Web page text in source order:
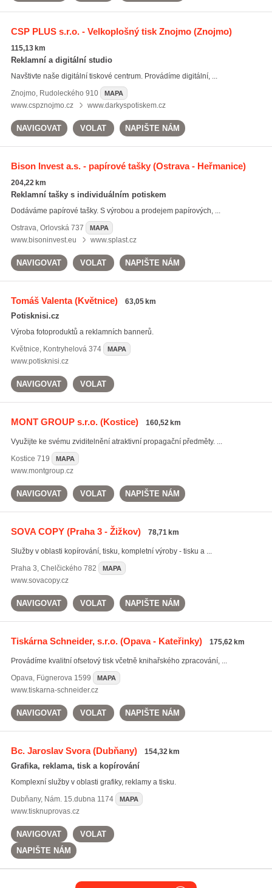
CSP PLUS s.r.o. - Velkoplošný tisk Znojmo(Znojmo)
115,13 km
Reklamní a digitální studio
Navštivte naše digitální tiskové centrum. Provádíme digitální, ...
Znojmo, Rudoleckého 910 MAPA
www.cspznojmo.cz www.darkyspotiskem.cz
NAVIGOVAT VOLAT NAPIŠTE NÁM
Bison Invest a.s. - papírové tašky(Ostrava - Heřmanice)
204,22 km
Reklamní tašky s individuálním potiskem
Dodáváme papírové tašky. S výrobou a prodejem papírových, ...
Ostrava, Orlovská 737 MAPA
www.bisoninvest.eu www.splast.cz
NAVIGOVAT VOLAT NAPIŠTE NÁM
Tomáš Valenta(Květnice) 63,05 km
Potisknisi.cz
Výroba fotoproduktů a reklamních bannerů.
Květnice, Kontryhelová 374 MAPA
www.potisknisi.cz
NAVIGOVAT VOLAT
MONT GROUP s.r.o.(Kostice) 160,52 km
Využijte ke svému zviditelnění atraktivní propagační předměty. ...
Kostice 719 MAPA
www.montgroup.cz
NAVIGOVAT VOLAT NAPIŠTE NÁM
SOVA COPY(Praha 3 - Žižkov) 78,71 km
Služby v oblasti kopírování, tisku, kompletní výroby - tisku a ...
Praha 3, Chelčického 782 MAPA
www.sovacopy.cz
NAVIGOVAT VOLAT NAPIŠTE NÁM
Tiskárna Schneider, s.r.o.(Opava - Kateřinky) 175,62 km
Provádíme kvalitní ofsetový tisk včetně knihařského zpracování, ...
Opava, Fügnerova 1599 MAPA
www.tiskarna-schneider.cz
NAVIGOVAT VOLAT NAPIŠTE NÁM
Bc. Jaroslav Svora(Dubňany) 154,32 km
Grafika, reklama, tisk a kopírování
Komplexní služby v oblasti grafiky, reklamy a tisku.
Dubňany, Nám. 15.dubna 1174 MAPA
www.tisknuprovas.cz
NAVIGOVAT
VOLAT
NAPIŠTE NÁM